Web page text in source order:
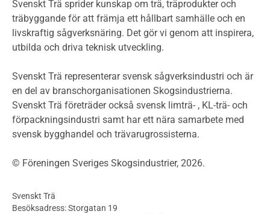
Termer och förkortningar
Planering
Klimatkalkylator hallar
Projektering av trähus - generellt
Byggsystem
Fasadsystem i skivmaterial
Bullerskärmar och andra utomhuskonstruktioner
Byggnation och utförande
Utförande
Svenskt Trä sprider kunskap om trä, träprodukter och
träbyggande för att främja ett hållbart samhälle och en
livskraftig sågverksnäring. Det gör vi genom att inspirera,
utbilda och driva teknisk utveckling.
Svenskt Trä representerar svensk sågverksindustri och är
en del av branschorganisationen Skogsindustrierna.
Svenskt Trä företräder också svensk limträ- , KL-trä- och
förpackningsindustri samt har ett nära samarbete med
svensk bygghandel och trävarugrossisterna.
© Föreningen Sveriges Skogsindustrier, 2026.
Svenskt Trä
Besöksadress: Storgatan 19